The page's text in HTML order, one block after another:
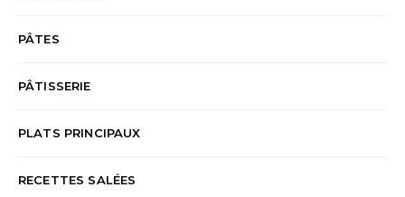
PÂTES
PÂTISSERIE
PLATS PRINCIPAUX
RECETTES SALÉES